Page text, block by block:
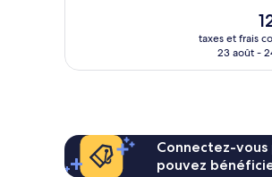
Le
taxes et frais
23 août -
Connectez-
pouvez